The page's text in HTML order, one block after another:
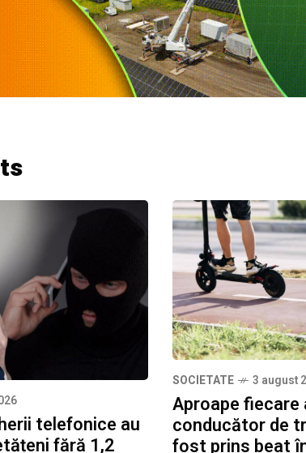
telefonice au
fără 1,2
SOCIETATE 3 august
Aproape fiecare
conducător de
fost prins beat